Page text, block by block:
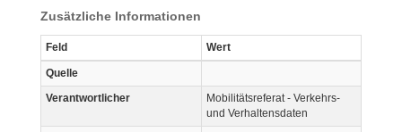
Zusätzliche Informationen
Feld Wert
Quelle
Verantwortlicher
Mobilitätsreferat - Verkehrs-
und Verhaltensdaten